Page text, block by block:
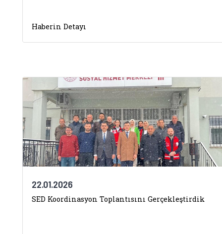
Haberin Detayı
22.01.2026
SED Koordinasyon Toplantısını Gerçekleştirdik